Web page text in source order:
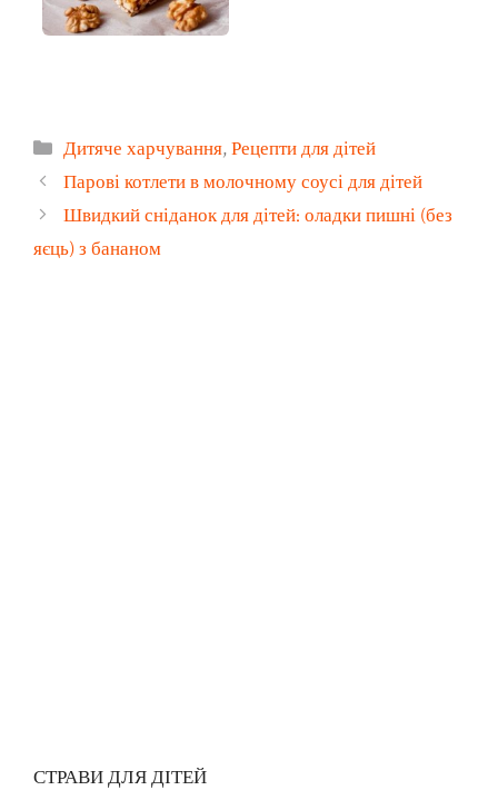
Категорії
Дитяче харчування,Рецепти для дітей
Парові котлети в молочному соусі для дітей
Швидкий сніданок для дітей: оладки пишні (без
яєць) з бананом
СТРАВИ ДЛЯ ДІТЕЙ